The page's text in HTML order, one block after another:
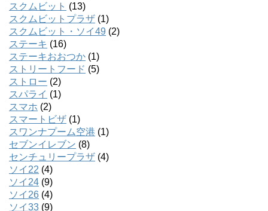
スクムビット (13)
スクムビットプラザ (1)
スクムビット・ソイ49 (2)
ステーキ (16)
ステーキおおつか (1)
ストリートフード (5)
ストロー (2)
スパライ (1)
スマホ (2)
スマートビザ (1)
スワンナプーム空港 (1)
セブンイレブン (8)
センチュリープラザ (4)
ソイ22 (4)
ソイ24 (9)
ソイ26 (4)
ソイ33 (9)